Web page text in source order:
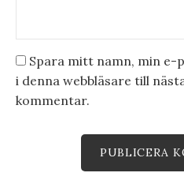
Spara mitt namn, min e-
i denna webbläsare till
kommentar.